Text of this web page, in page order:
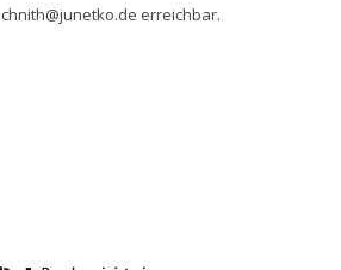
erreichbar.